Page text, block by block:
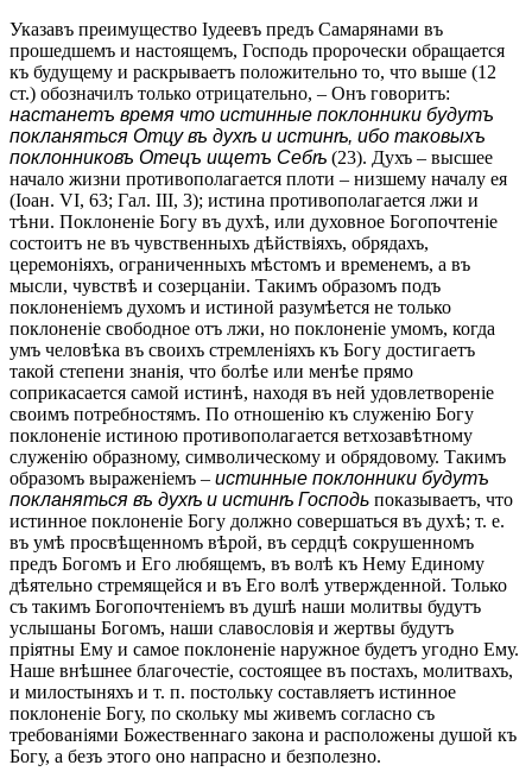
Указавъ преимущество Іудеевъ предъ Самарянами въ
прошедшемъ и настоящемъ, Господь пророчески обращается
къ будущему и раскрываетъ положительно то, что выше (12
ст.) обозначилъ только отрицательно, – Онъ говоритъ:
настанетъ время что истинные поклонники будутъ
покланяться Отцу въ духѣ и истинѣ, ибо таковыхъ
поклонниковъ Отецъ ищетъ Себѣ (23). Духъ – высшее
начало жизни противополагается плоти – низшему началу ея
(Іоан. VI, 63; Гал. III, 3); истина противополагается лжи и
тѣни. Поклоненіе Богу въ духѣ, или духовное Богопочтеніе
состоитъ не въ чувственныхъ дѣйствіяхъ, обрядахъ,
церемоніяхъ, ограниченныхъ мѣстомъ и временемъ, а въ
мысли, чувствѣ и созерцаніи. Такимъ образомъ подъ
поклоненіемъ духомъ и истиной разумѣется не только
поклоненіе свободное отъ лжи, но поклоненіе умомъ, когда
умъ человѣка въ своихъ стремленіяхъ къ Богу достигаетъ
такой степени знанія, что болѣе или менѣе прямо
соприкасается самой истинѣ, находя въ ней удовлетвореніе
своимъ потребностямъ. По отношенію къ служенію Богу
поклоненіе истиною противополагается ветхозавѣтному
служенію образному, символическому и обрядовому. Такимъ
образомъ выраженіемъ – истинные поклонники будутъ
покланяться въ духѣ и истинѣ Господь показываетъ, что
истинное поклоненіе Богу должно совершаться въ духѣ; т. е.
въ умѣ просвѣщенномъ вѣрой, въ сердцѣ сокрушенномъ
предъ Богомъ и Его любящемъ, въ волѣ къ Нему Единому
дѣятельно стремящейся и въ Его волѣ утвержденной. Только
съ такимъ Богопочтеніемъ въ душѣ наши молитвы будутъ
услышаны Богомъ, наши славословія и жертвы будутъ
пріятны Ему и самое поклоненіе наружное будетъ угодно Ему.
Наше внѣшнее благочестіе, состоящее въ постахъ, молитвахъ,
и милостыняхъ и т. п. постольку составляетъ истинное
поклоненіе Богу, по скольку мы живемъ согласно съ
требованіями Божественнаго закона и расположены душой къ
Богу, а безъ этого оно напрасно и безполезно.